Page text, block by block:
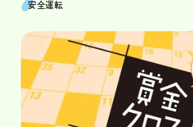
安全運転